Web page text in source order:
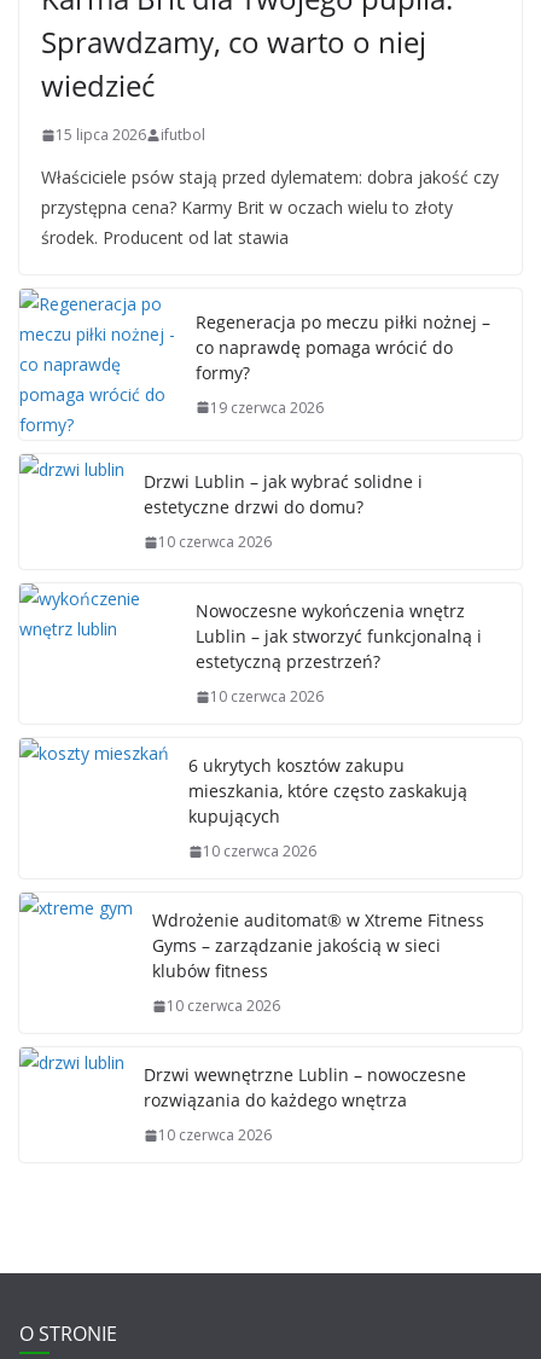
Sprawdzamy, co warto o niej
wiedzieć
15 lipca 2026 ifutbol
Właściciele psów stają przed dylematem: dobra jakość czy
przystępna cena? Karmy Brit w oczach wielu to złoty
środek. Producent od lat stawia
Regeneracja po meczu piłki nożnej –
co naprawdę pomaga wrócić do
formy?
19 czerwca 2026
Drzwi Lublin – jak wybrać solidne i
estetyczne drzwi do domu?
10 czerwca 2026
Nowoczesne wykończenia wnętrz
Lublin – jak stworzyć funkcjonalną i
estetyczną przestrzeń?
10 czerwca 2026
6 ukrytych kosztów zakupu
mieszkania, które często zaskakują
kupujących
10 czerwca 2026
Wdrożenie auditomat® w Xtreme Fitness
Gyms – zarządzanie jakością w sieci
klubów fitness
10 czerwca 2026
Drzwi wewnętrzne Lublin – nowoczesne
rozwiązania do każdego wnętrza
10 czerwca 2026
O STRONIE